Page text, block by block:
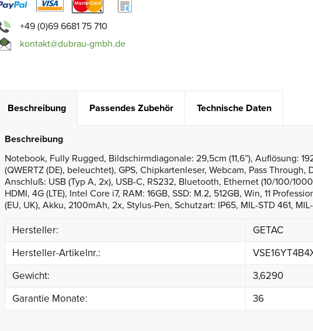
+49 (0)69 6681 75 710
kontakt@dubrau-gmbh.de
Beschreibung Passendes Zubehör Technische Daten
Beschreibung
Notebook, Fully Rugged, Bildschirmdiagonale: 29,5cm (11,6”), Auflösung:
(QWERTZ (DE), beleuchtet), GPS, Chipkartenleser, Webcam, Pass
Anschluß: USB (Typ A, 2x), USB-C, RS232, Bluetooth, Ethernet (10/100/
HDMI, 4G (LTE), Intel Core i7, RAM: 16GB, SSD: M.2, 512GB, Win, 11
(EU, UK), Akku, 2100mAh, 2x, Stylus-Pen, Schutzart: IP65, MIL-STD 461,
Hersteller:
GETAC
Hersteller-Artikelnr.:
Gewicht:
3,6290
Garantie Monate:
36